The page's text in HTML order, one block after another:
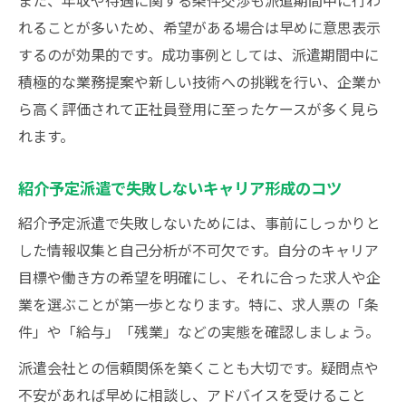
れることが多いため、希望がある場合は早めに意思表示
するのが効果的です。成功事例としては、派遣期間中に
積極的な業務提案や新しい技術への挑戦を行い、企業か
ら高く評価されて正社員登用に至ったケースが多く見ら
れます。
紹介予定派遣で失敗しないキャリア形成のコツ
紹介予定派遣で失敗しないためには、事前にしっかりと
した情報収集と自己分析が不可欠です。自分のキャリア
目標や働き方の希望を明確にし、それに合った求人や企
業を選ぶことが第一歩となります。特に、求人票の「条
件」や「給与」「残業」などの実態を確認しましょう。
派遣会社との信頼関係を築くことも大切です。疑問点や
不安があれば早めに相談し、アドバイスを受けること